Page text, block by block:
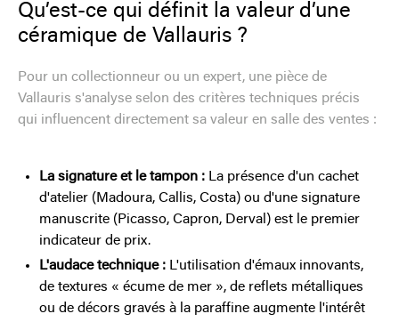
Qu’est-ce qui définit la valeur d’une
céramique de Vallauris ?
Pour un collectionneur ou un expert, une pièce de
Vallauris s'analyse selon des critères techniques précis
qui influencent directement sa valeur en salle des ventes :
La signature et le tampon : La présence d'un cachet
d'atelier (Madoura, Callis, Costa) ou d'une signature
manuscrite (Picasso, Capron, Derval) est le premier
indicateur de prix.
L'audace technique : L'utilisation d'émaux innovants,
de textures « écume de mer », de reflets métalliques
ou de décors gravés à la paraffine augmente l'intérêt